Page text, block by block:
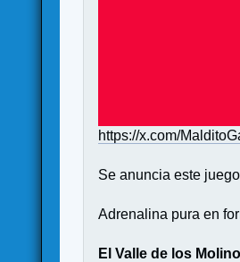
https://x.com/
Se anuncia este
Adrenalina pura en
El Valle de los